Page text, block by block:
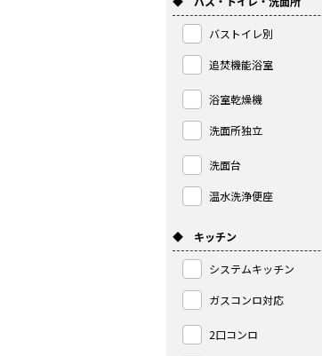
バストイレ別
追焚機能浴室
浴室乾燥機
洗面所独立
洗面台
温水洗浄便座
◆ キッチン
システムキッチン
ガスコンロ対応
2口コンロ